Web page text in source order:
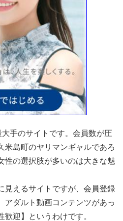
手のサイトです。会員数が圧
米島町のヤリマンギャルであろ
性の選択肢が多いのは大きな魅
見えるサイトですが、会員登録
アダルト動画コンテンツがあっ
迎】というわけです。